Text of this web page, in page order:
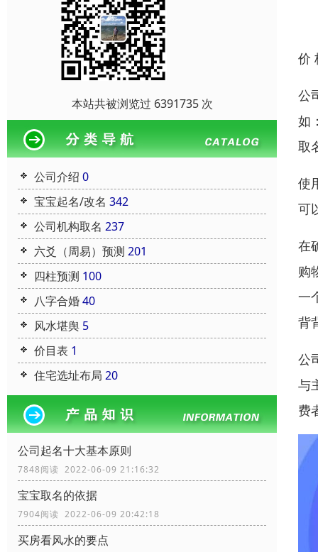
本站共被浏览过 6391735 次
公司介绍 0
宝宝起名/改名 342
公司机构取名 237
六爻（周易）预测 201
四柱预测 100
八字合婚40
风水堪舆 5
价目表 1
住宅选址布局 20
公司起名十大基本原则
7848阅读 2022-06-09 21:16:32
宝宝取名的依据
7904阅读 2022-06-09 20:42:18
买房看风水的要点
价
公
如
取
使
可
在
购
一
背
公
与
费